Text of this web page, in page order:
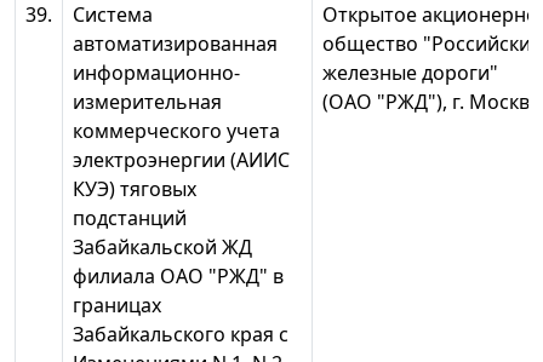
39.
Система
автоматизированная
информационно-
измерительная
коммерческого учета
электроэнергии (АИИС
КУЭ) тяговых
подстанций
Забайкальской ЖД
филиала ОАО "РЖД" в
границах
Забайкальского края с
Открытое
общество "Российские
железные дороги"
(ОАО "РЖД"), г. Москва